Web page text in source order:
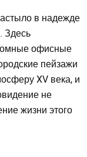
в надежде
Здесь
офисные
пейзажи
XV века, и
не
жизни этого